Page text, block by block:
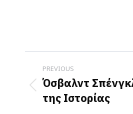
Post
navigation
PREVIOUS
Previous
post:
Όσβαλντ
της Ιστορίας